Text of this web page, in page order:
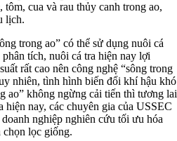
cua và rau thủy canh trong ao,
lịch.
trong ao” có thể sử dụng nuôi cá
tích, nuôi cá tra hiện nay lợi
rất cao nên công nghệ “sông trong
nhiên, tình hình biến đổi khí hậu khó
ao” không ngừng cải tiến thì tương lai
hiện nay, các chuyên gia của USSEC
nghiệp nghiên cứu tối ưu hóa
lọc giống.